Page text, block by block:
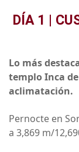
DÍA 1 |
Lo más
templo Inca
aclimatación.
Pernocte en
a 3,869 m/